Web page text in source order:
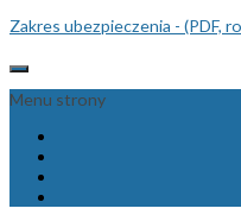
Zakres ubezpieczenia - (PDF,
Menu strony